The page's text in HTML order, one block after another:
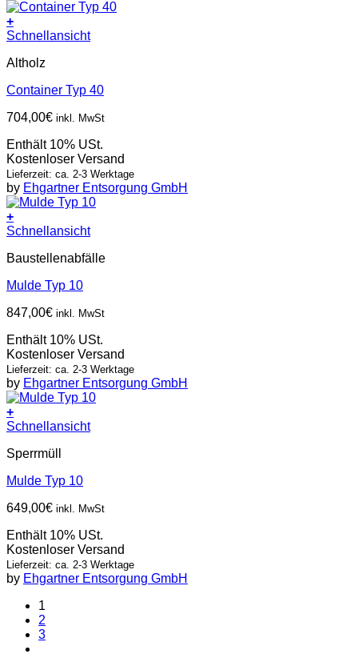
+
Schnellansicht
Altholz
Container Typ 40
704,00€ inkl. MwSt
Enthält 10% USt.
Kostenloser Versand
Lieferzeit: ca. 2-3 Werktage
by Ehgartner Entsorgung GmbH
+
Schnellansicht
Baustellenabfälle
Mulde Typ 10
847,00€ inkl. MwSt
Enthält 10% USt.
Kostenloser Versand
Lieferzeit: ca. 2-3 Werktage
by Ehgartner Entsorgung GmbH
+
Schnellansicht
Sperrmüll
Mulde Typ 10
649,00€ inkl. MwSt
Enthält 10% USt.
Kostenloser Versand
Lieferzeit: ca. 2-3 Werktage
by Ehgartner Entsorgung GmbH
1
2
3